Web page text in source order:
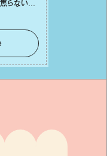
らない
ることに
かりとエ
える⼒に